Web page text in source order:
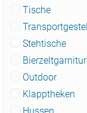
Tische
Stehtische
Outdoor
Klapptheken